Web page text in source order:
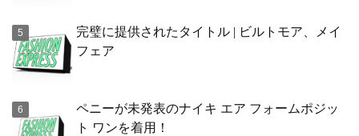
完璧に提供されたタイトル | ビルトモア、メイ
フェア
ペニーが未発表のナイキ エア フォームポジッ
ト ワンを着用！